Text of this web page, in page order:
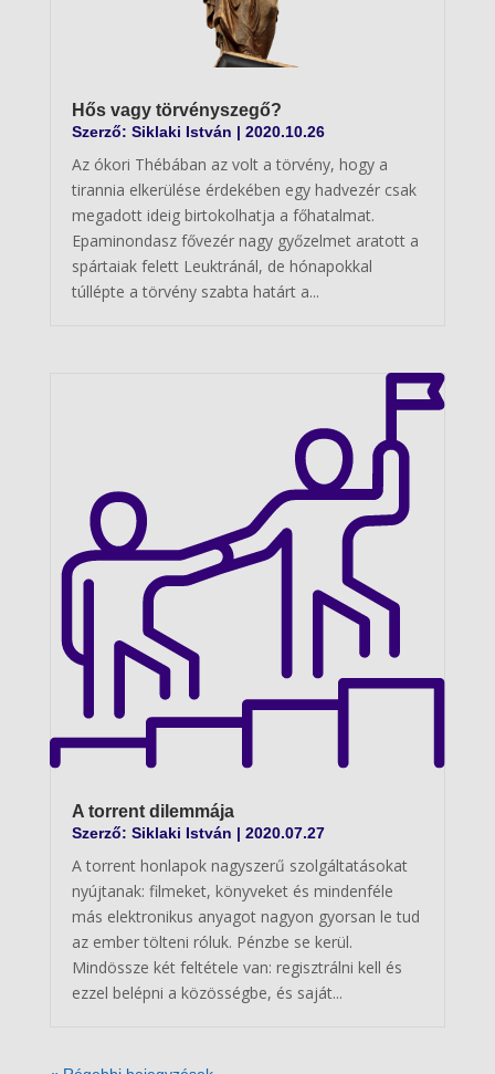
Hős vagy törvényszegő?
Szerző: Siklaki István | 2020.10.26
Az ókori Thébában az volt a törvény, hogy a
tirannia elkerülése érdekében egy hadvezér csak
megadott ideig birtokolhatja a főhatalmat.
Epaminondasz fővezér nagy győzelmet aratott a
spártaiak felett Leuktránál, de hónapokkal
túllépte a törvény szabta határt a...
A torrent dilemmája
Szerző: Siklaki István | 2020.07.27
A torrent honlapok nagyszerű szolgáltatásokat
nyújtanak: filmeket, könyveket és mindenféle
más elektronikus anyagot nagyon gyorsan le tud
az ember tölteni róluk. Pénzbe se kerül.
Mindössze két feltétele van: regisztrálni kell és
ezzel belépni a közösségbe, és saját...